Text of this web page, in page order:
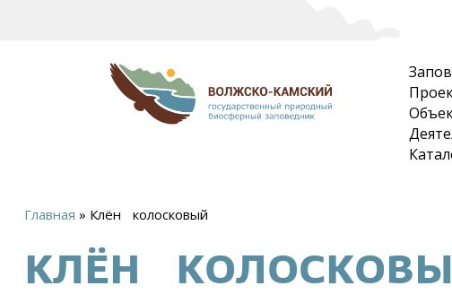
здесь
Главная » Клён колосковый
КЛЁН